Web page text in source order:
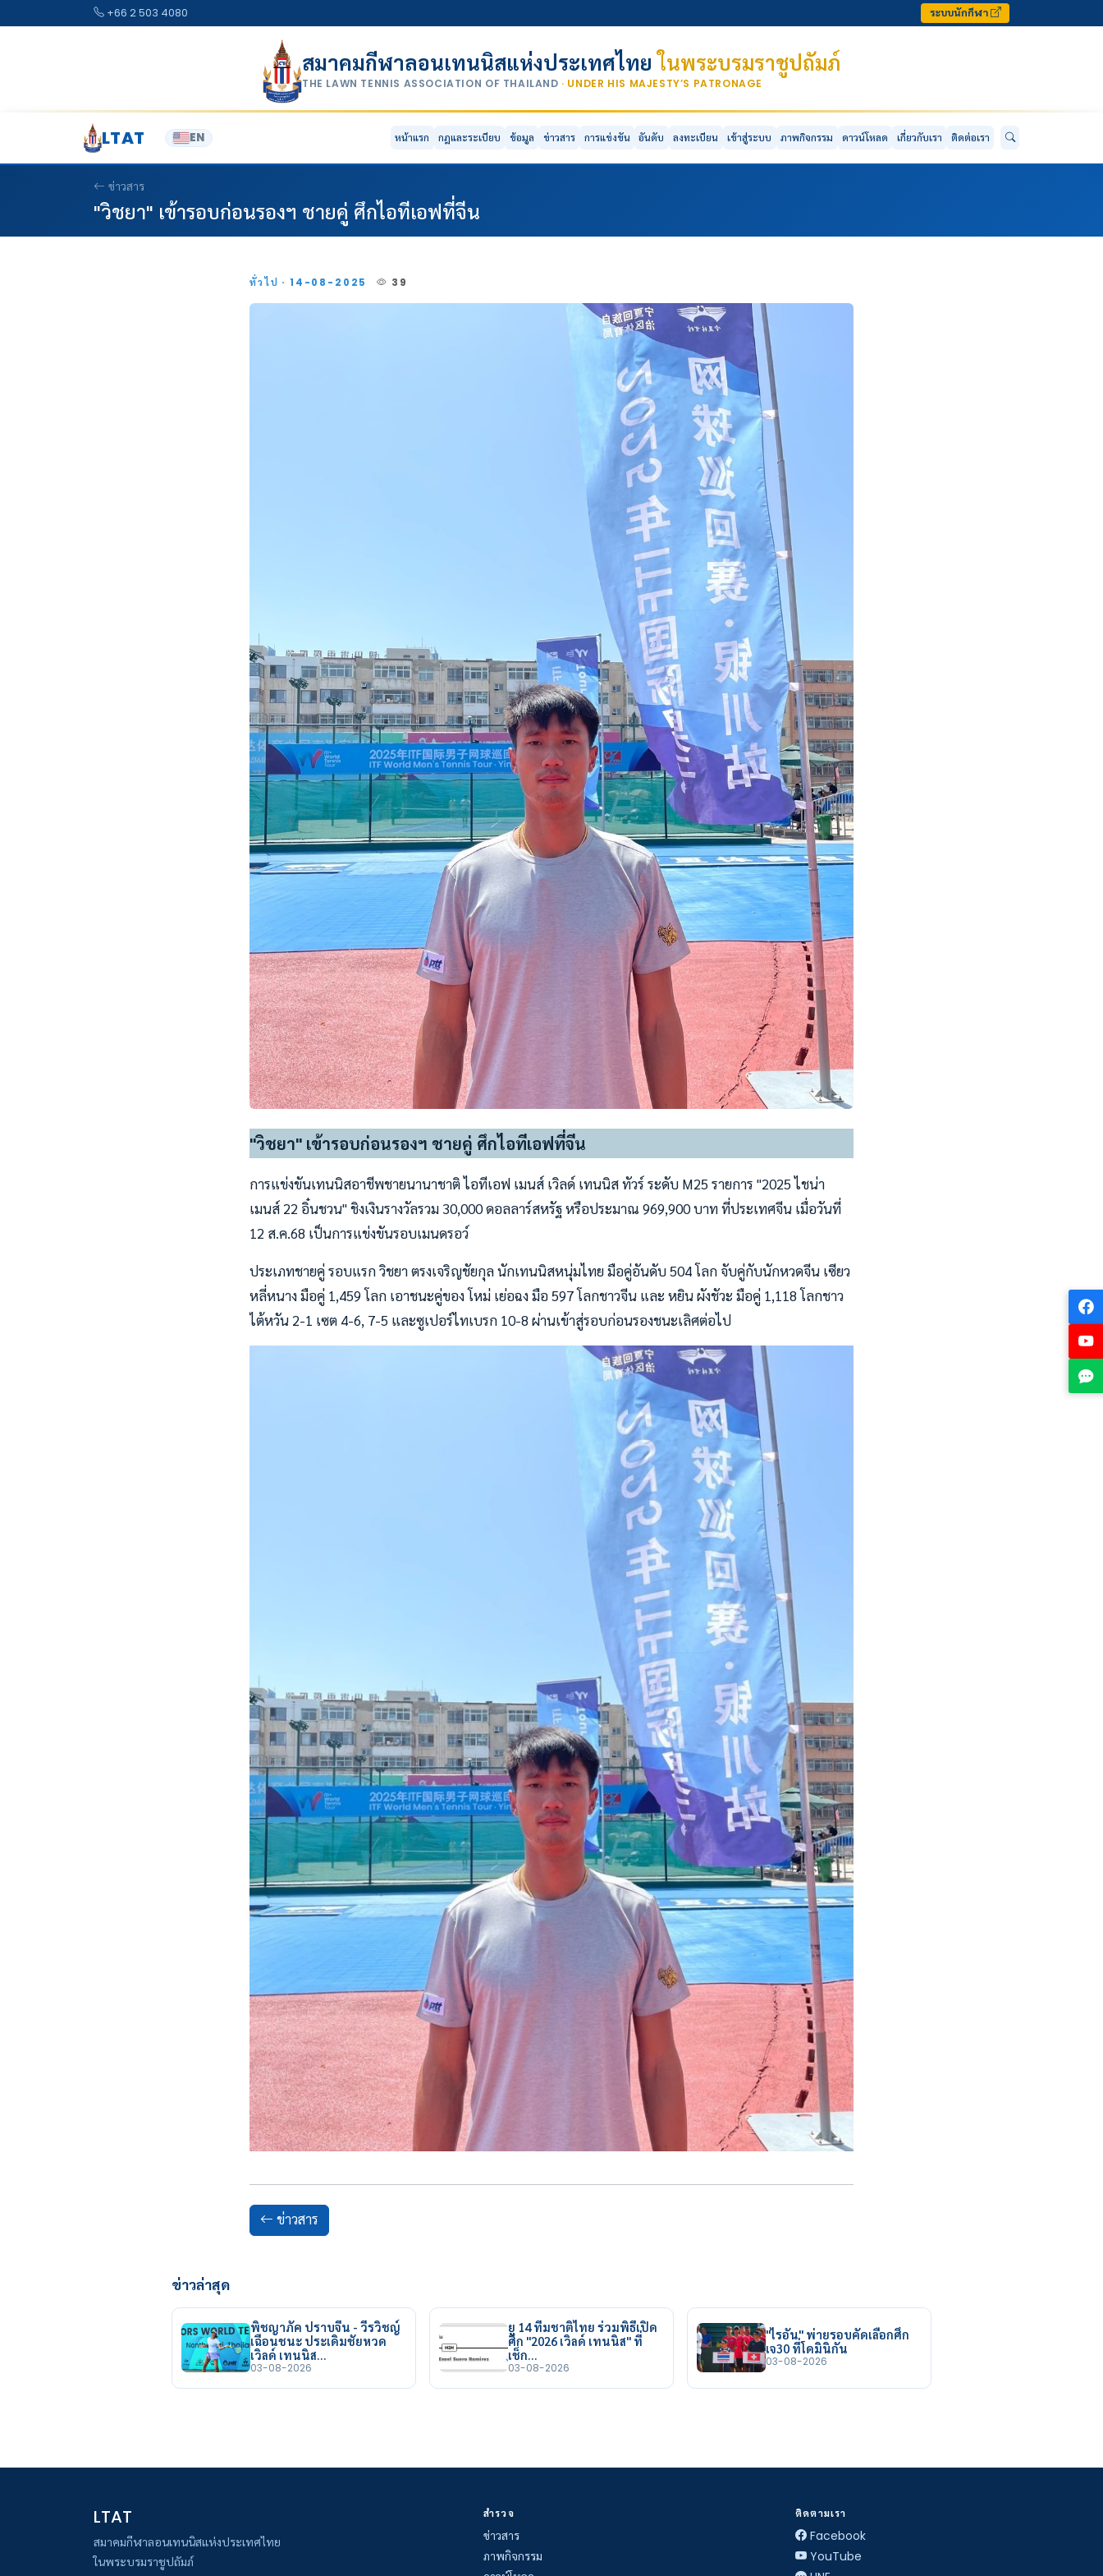
+66 2 503 4080 ระบบนักกีฬา
สมาคมกีฬาลอนเทนนิสแห่งประเทศไทยในพระบรมราชูปถัมภ์
THE LAWN TENNIS ASSOCIATION OF THAILAND · UNDER HIS MAJESTY’S PATRONAGE
LTAT EN หน้าแรก กฎและระเบียบ ข้อมูล ข่าวสาร การแข่งขัน อันดับ ลงทะเบียน เข้าสู่ระบบ ภาพกิจกรรม ดาวน์โหลด เกี่ยวกับเรา ติดต่อเรา
ข่าวสาร
"วิชยา" เข้ารอบก่อนรองฯ ชายคู่ ศึกไอทีเอฟที่จีน
ทั่วไป · 14-08-2025 39
"วิชยา" เข้ารอบก่อนรองฯ ชายคู่ ศึกไอทีเอฟที่จีน
การแข่งขันเทนนิสอาชีพชายนานาชาติ ไอทีเอฟ เมนส์ เวิลด์ เทนนิส ทัวร์ ระดับ M25 รายการ "2025 ไชน่า
เมนส์ 22 อิ๋นชวน" ชิงเงินรางวัลรวม 30,000 ดอลลาร์สหรัฐ หรือประมาณ 969,900 บาท ที่ประเทศจีน เมื่อวันที่
12 ส.ค.68 เป็นการแข่งขันรอบเมนดรอว์
ประเภทชายคู่ รอบแรก วิชยา ตรงเจริญชัยกุล นักเทนนิสหนุ่มไทย มือคู่อันดับ 504 โลก จับคู่กับนักหวดจีน เซียว
หลี่หนาง มือคู่ 1,459 โลก เอาชนะคู่ของ โหม่ เย่อฉง มือ 597 โลกชาวจีน และ หยิน ผังชัวะ มือคู่ 1,118 โลกชาว
ไต้หวัน 2-1 เซต 4-6, 7-5 และซูเปอร์ไทเบรก 10-8 ผ่านเข้าสู่รอบก่อนรองชนะเลิศต่อไป
ข่าวสาร
ข่าวล่าสุด
พิชญาภัค ปราบจีน - วีรวิชญ์
เฉือนชนะ ประเดิมชัยหวด
เวิลด์ เทนนิส…
03-08-2026
ยู 14 ทีมชาติไทย ร่วมพิธีเปิด
ศึก "2026 เวิลด์ เทนนิส" ที่
เช็ก…
03-08-2026
"ไรอัน" พ่ายรอบคัดเลือกศึก
เจ30 ที่โดมินิกัน
03-08-2026
LTAT
สมาคมกีฬาลอนเทนนิสแห่งประเทศไทย
ในพระบรมราชูปถัมภ์
สำรวจ
ข่าวสาร
ภาพกิจกรรม
ติดตามเรา
Facebook
YouTube